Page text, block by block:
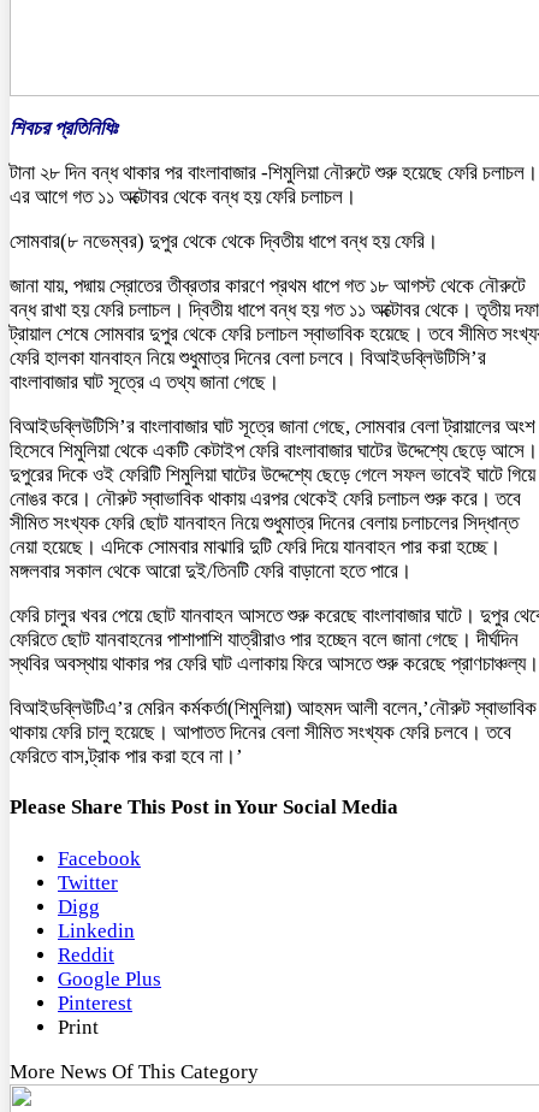
শিবচর প্রতিনিধিঃ
টানা ২৮ দিন বন্ধ থাকার পর বাংলাবাজার -শিমুলিয়া নৌরুটে শুরু হয়েছে ফেরি চলাচল।
এর আগে গত ১১ অক্টোবর থেকে বন্ধ হয় ফেরি চলাচল।
সোমবার(৮ নভেম্বর) দুপুর থেকে থেকে দ্বিতীয় ধাপে বন্ধ হয় ফেরি।
জানা যায়, পদ্মায় স্রোতের তীব্রতার কারণে প্রথম ধাপে গত ১৮ আগস্ট থেকে নৌরুটে
বন্ধ রাখা হয় ফেরি চলাচল। দ্বিতীয় ধাপে বন্ধ হয় গত ১১ অক্টোবর থেকে। তৃতীয় দফা
ট্রায়াল শেষে সোমবার দুপুর থেকে ফেরি চলাচল স্বাভাবিক হয়েছে। তবে সীমিত
ফেরি হালকা যানবাহন নিয়ে শুধুমাত্র দিনের বেলা চলবে। বিআইডব্লিউটিসি’র
বাংলাবাজার ঘাট সূত্রে এ তথ্য জানা গেছে।
বিআইডব্লিউটিসি’র বাংলাবাজার ঘাট সূত্রে জানা গেছে, সোমবার বেলা ট্রায়ালের অংশ
হিসেবে শিমুলিয়া থেকে একটি কেটাইপ ফেরি বাংলাবাজার ঘাটের উদ্দেশ্যে ছেড়ে আসে।
দুপুরের দিকে ওই ফেরিটি শিমুলিয়া ঘাটের উদ্দেশ্যে ছেড়ে গেলে সফল ভাবেই ঘাটে গিয়ে
নোঙর করে। নৌরুট স্বাভাবিক থাকায় এরপর থেকেই ফেরি চলাচল শুরু করে। তবে
সীমিত সংখ্যক ফেরি ছোট যানবাহন নিয়ে শুধুমাত্র দিনের বেলায় চলাচলের সিদ্ধান্ত
নেয়া হয়েছে। এদিকে সোমবার মাঝারি দুটি ফেরি দিয়ে যানবাহন পার করা হচ্ছে।
মঙ্গলবার সকাল থেকে আরো দুই/তিনটি ফেরি বাড়ানো হতে পারে।
ফেরি চালুর খবর পেয়ে ছোট যানবাহন আসতে শুরু করেছে বাংলাবাজার ঘাটে। দুপুর
ফেরিতে ছোট যানবাহনের পাশাপাশি যাত্রীরাও পার হচ্ছেন বলে জানা গেছে। দীর্ঘদিন
স্থবির অবস্থায় থাকার পর ফেরি ঘাট এলাকায় ফিরে আসতে শুরু করেছে প্রাণচাঞ্চল্য।
বিআইডব্লিউটিএ’র মেরিন কর্মকর্তা(শিমুলিয়া) আহমদ আলী বলেন,’নৌরুট স্বাভাবিক
থাকায় ফেরি চালু হয়েছে। আপাতত দিনের বেলা সীমিত সংখ্যক ফেরি চলবে। তবে
ফেরিতে বাস,ট্রাক পার করা হবে না।’
Please Share This Post in Your Social Media
Facebook
Twitter
Digg
Linkedin
Reddit
Google Plus
Pinterest
Print
More News Of This Category